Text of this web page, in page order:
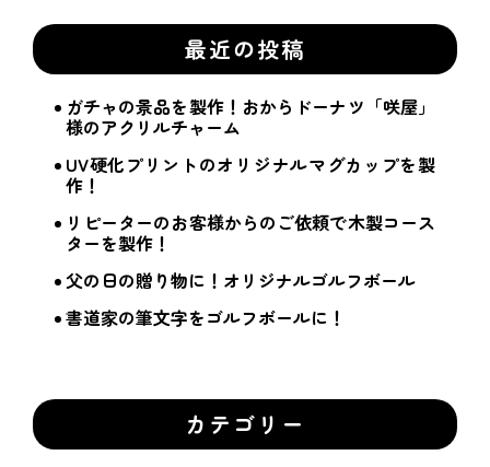
最近の投稿
ガチャの景品を製作！おからドーナツ「咲屋」
様のアクリルチャーム
UV硬化プリントのオリジナルマグカップを製
作！
リピーターのお客様からのご依頼で木製コース
ターを製作！
父の日の贈り物に！オリジナルゴルフボール
書道家の筆文字をゴルフボールに！
カテゴリー